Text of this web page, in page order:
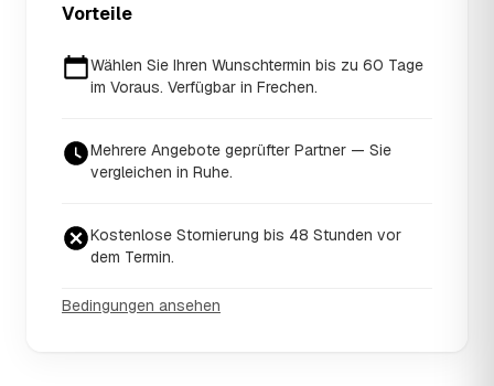
Vorteile
Wählen Sie Ihren Wunschtermin bis zu 60 Tage
im Voraus. Verfügbar in Frechen.
Mehrere Angebote geprüfter Partner — Sie
vergleichen in Ruhe.
Kostenlose Stornierung bis 48 Stunden vor
dem Termin.
Bedingungen ansehen